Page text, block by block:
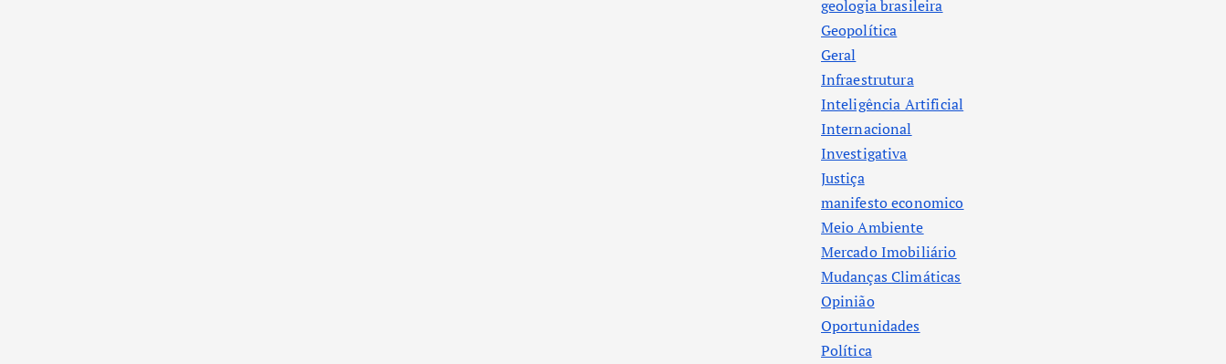
geologia brasileira
Geopolítica
Geral
Infraestrutura
Inteligência Artificial
Internacional
Investigativa
Justiça
manifesto economico
Meio Ambiente
Mercado Imobiliário
Mudanças Climáticas
Opinião
Oportunidades
Política